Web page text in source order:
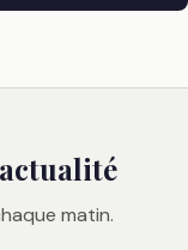
matin.